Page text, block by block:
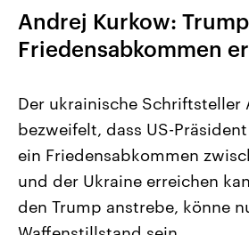
Landtagswahl Sachsen-Anhalt
2026
Alle Informationen
Sachsen-Anhalt wählt am 6.
September 2026 einen neuen
Landtag. Seit 2021 wird das
Bundesland von einer Koalition aus
Andrej Kurkow:
Friedensabkommen
Der ukrainische Schriftsteller
bezweifelt, dass US-
ein Friedensabkommen
und der Ukraine erreichen
den Trump anstrebe, könne